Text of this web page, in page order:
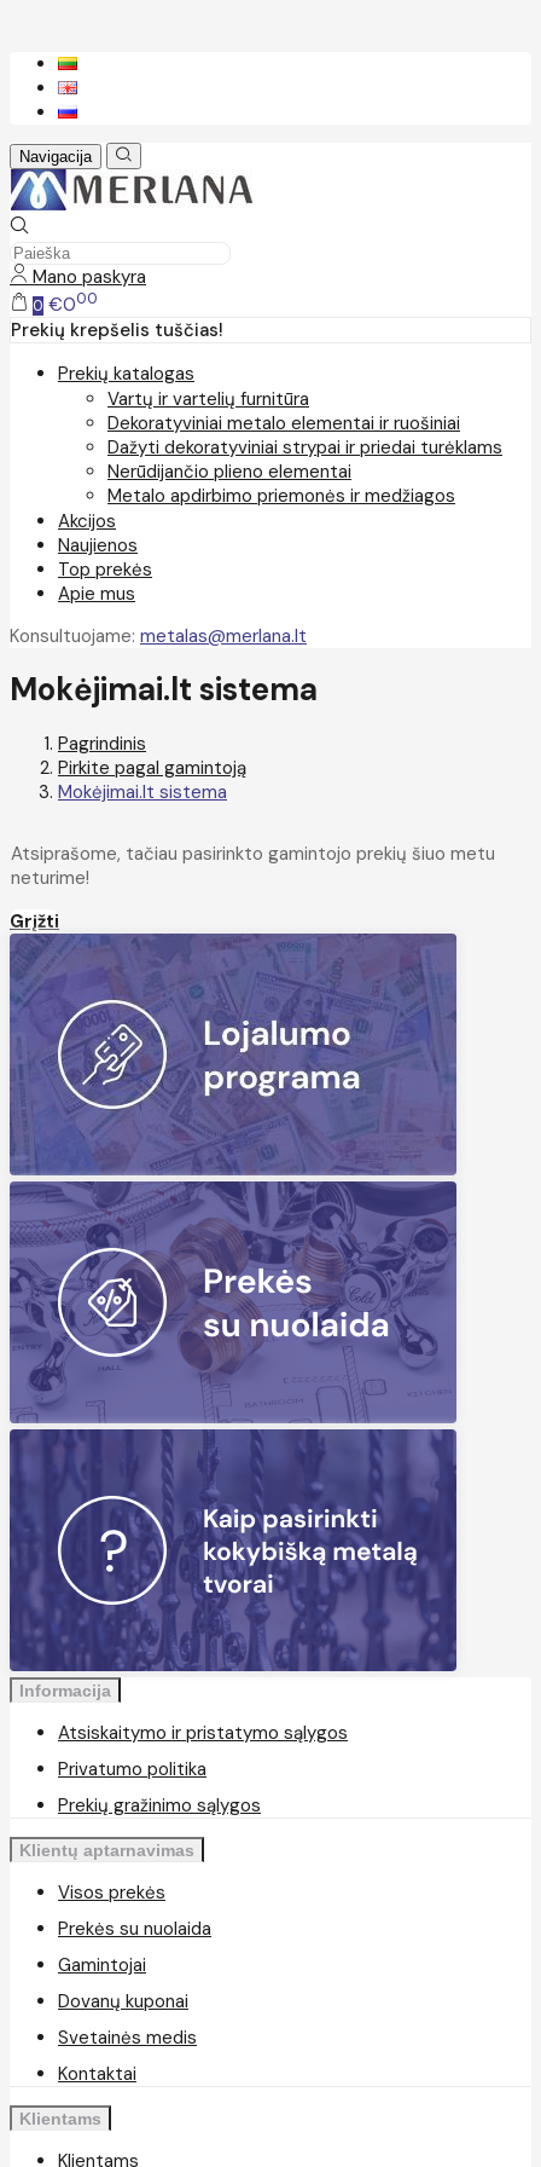
Navigacija
Mano paskyra
0 €000
Prekių krepšelis tuščias!
Prekių katalogas
Vartų ir vartelių furnitūra
Dekoratyviniai metalo elementai ir ruošiniai
Dažyti dekoratyviniai strypai ir priedai turėklams
Nerūdijančio plieno elementai
Metalo apdirbimo priemonės ir medžiagos
Akcijos
Naujienos
Top prekės
Apie mus
Konsultuojame: metalas@merlana.lt
Mokėjimai.lt sistema
Pagrindinis
Pirkite pagal gamintoją
Mokėjimai.lt sistema
Atsiprašome, tačiau pasirinkto gamintojo prekių šiuo metu
neturime!
Grįžti
Informacija
Atsiskaitymo ir pristatymo sąlygos
Privatumo politika
Prekių gražinimo sąlygos
Klientų aptarnavimas
Visos prekės
Prekės su nuolaida
Gamintojai
Dovanų kuponai
Svetainės medis
Kontaktai
Klientams
Klientams